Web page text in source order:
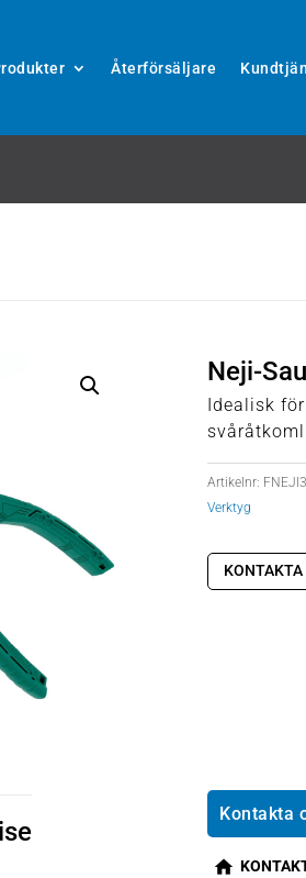
Återförsäljare
Neji-
Idealisk
Artikelnr: FNEJI3
Verktyg
Kontakta